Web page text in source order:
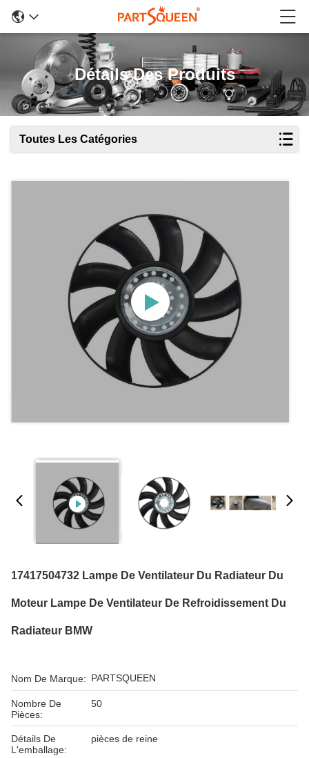
Détails Des Produits
Toutes Les Catégories
17417504732 Lampe De Ventilateur Du Radiateur Du
Moteur Lampe De Ventilateur De Refroidissement Du
Radiateur BMW
Nom De Marque: PARTSQUEEN
Nombre De
Pièces:
50
Détails De
L'emballage:
pièces de reine